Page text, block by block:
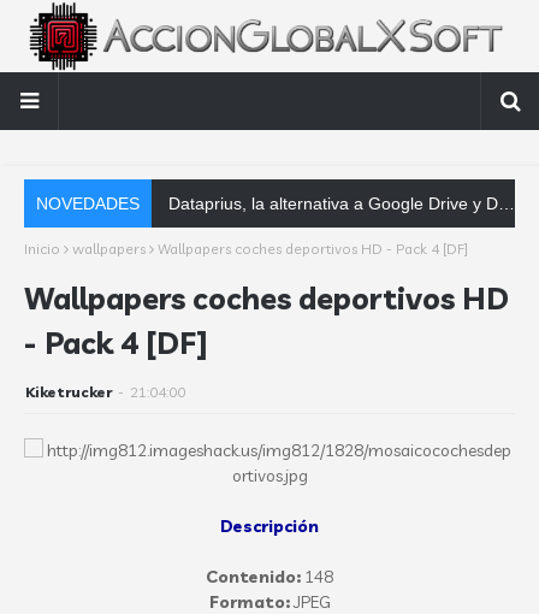
NOVEDADES Dataprius, la alternativa a Google Drive y Dropbox que las empresas deberían conocer
Inicio wallpapers Wallpapers coches deportivos HD - Pack 4 [DF]
Wallpapers coches deportivos HD
- Pack 4 [DF]
Kiketrucker - 21:04:00
Descripción
Contenido: 148
Formato:JPEG